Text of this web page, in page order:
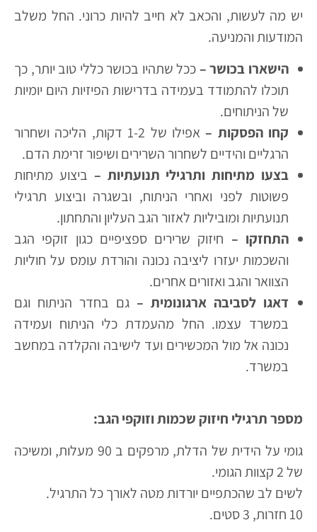
יש מה לעשות, והכאב לא חייב להיות כרוני. החל משלב
המודעות והמניעה.
הישארו בכושר – ככל שתהיו בכושר כללי טוב יותר, כך
תוכלו להתמודד בעמידה בדרישות הפיזיות היום יומיות
של הניתוחים.
קחו הפסקות –
אפילו של 1-2 דקות, הליכה ושחרור
הרגליים והידיים לשחרור השרירים ושיפור זרימת הדם.
בצעו מתיחות ותרגילי תנועתיות – ביצוע מתיחות
פשוטות לפני ואחרי הניתוח, ובשגרה וביצוע תרגילי
תנועתיות ומוביליות לאזור הגב העליון והתחתון.
התחזקו – חיזוק שרירים ספציפיים כגון זוקפי הגב
והשכמות יעזרו ליציבה נכונה והורדת עומס על חוליות
הצוואר והגב ואזורים אחרים.
דאגו לסביבה ארגונומית – גם בחדר הניתוח וגם
במשרד עצמו. החל מהעמדת כלי הניתוח ועמידה
נכונה אל מול המכשירים ועד לישיבה והקלדה במחשב
במשרד.
מספר תרגילי חיזוק שכמות וזוקפי הגב:
גומי על הידית של הדלת, מרפקים ב 90 מעלות, ומשיכה
של 2 קצוות הגומי.
לשים לב שהכתפיים יורדות מטה לאורך כל התרגיל.
10 חזרות, 3 סטים.